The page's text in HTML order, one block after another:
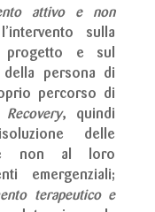
attivo e non
sulla
progetto e sul
della persona di
percorso di
, quindi
delle
e non al loro
emergenziali;
terapeutico e